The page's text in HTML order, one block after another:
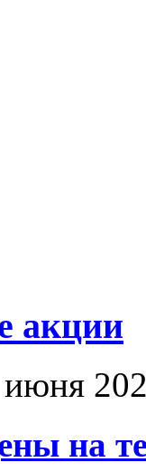
акции
на